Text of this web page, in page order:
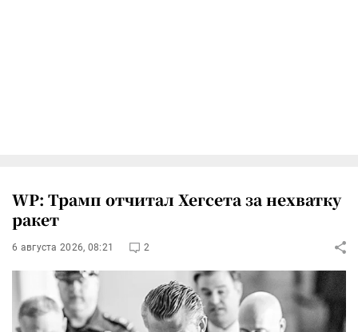
WP: Трамп отчитал Хегсета за нехватку
ракет
6 августа 2026, 08:21 2